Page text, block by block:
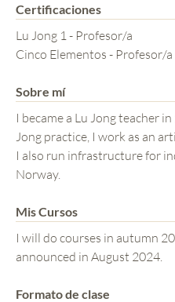
Certificaciones
Lu Jong 1 - Profesor/a
Cinco Elementos - Profesor/a
Sobre mí
I became a Lu Jong teacher
Jong practice, I work as an
I also run infrastructure for
Norway.
Mis Cursos
I will do courses in autumn
announced in August 2024.
Formato de clase